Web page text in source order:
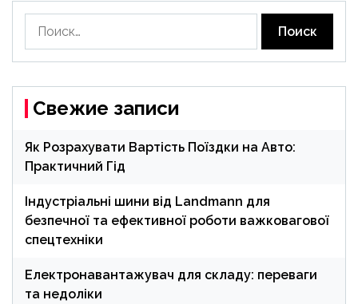
Свежие записи
Як Розрахувати Вартість Поїздки на Авто:
Практичний Гід
Індустріальні шини від Landmann для
безпечної та ефективної роботи важковагової
спецтехніки
Електронавантажувач для складу: переваги
та недоліки